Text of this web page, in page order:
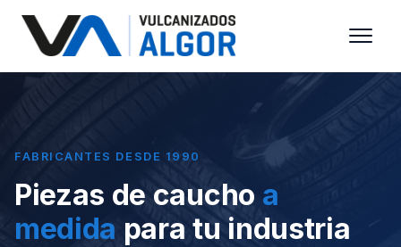
FABRICANTES DESDE 1990
Piezas de caucho a
medida para tu industria